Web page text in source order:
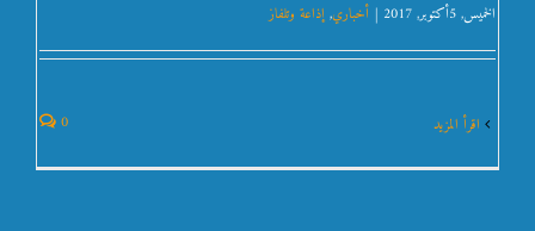
الخميس, 5أكتوبر, 2017 | أخباري,إذاعة وتلفاز
0